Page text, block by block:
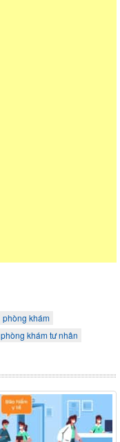
phòng khám
phòng khám tư nhân